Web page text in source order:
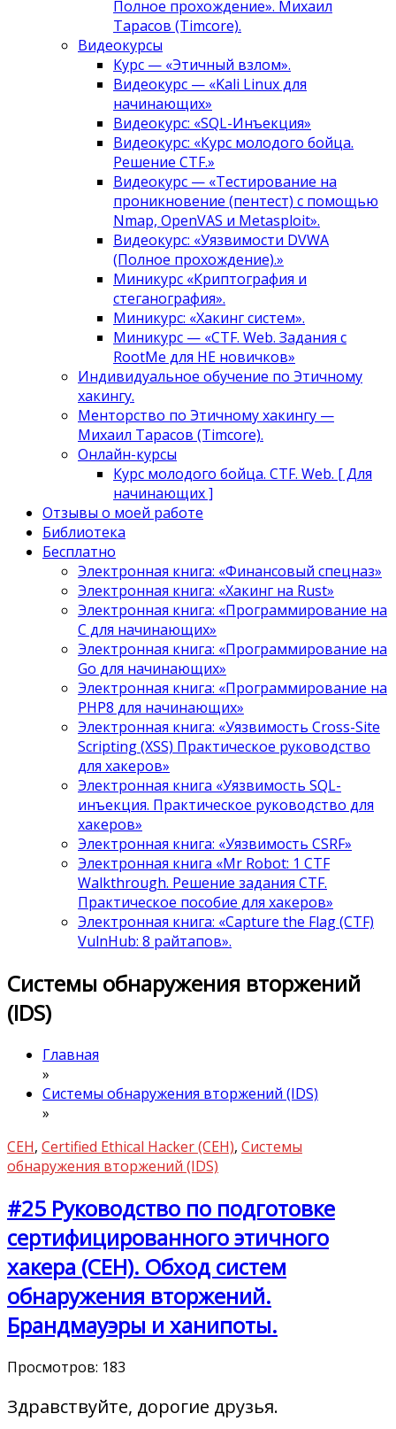
Полное прохождение». Михаил
Тарасов (Timcore).
Видеокурсы
Курс — «Этичный взлом».
Видеокурс — «Kali Linux для
начинающих»
Видеокурс: «SQL-Инъекция»
Видеокурс: «Курс молодого бойца.
Решение CTF.»
Видеокурс — «Тестирование на
проникновение (пентест) с помощью
Nmap, OpenVAS и Metasploit».
Видеокурс: «Уязвимости DVWA
(Полное прохождение).»
Миникурс «Криптография и
стеганография».
Миникурс: «Хакинг систем».
Миникурс — «CTF. Web. Задания с
RootMe для НЕ новичков»
Индивидуальное обучение по Этичному
хакингу.
Менторство по Этичному хакингу —
Михаил Тарасов (Timcore).
Онлайн-курсы
Курс молодого бойца. CTF. Web. [ Для
начинающих ]
Отзывы о моей работе
Библиотека
Бесплатно
Электронная книга: «Финансовый спецназ»
Электронная книга: «Хакинг на Rust»
Электронная книга: «Программирование на
C для начинающих»
Электронная книга: «Программирование на
Go для начинающих»
Электронная книга: «Программирование на
PHP8 для начинающих»
Электронная книга: «Уязвимость Cross-Site
Scripting (XSS) Практическое руководство
для хакеров»
Электронная книга «Уязвимость SQL-
инъекция. Практическое руководство для
хакеров»
Электронная книга: «Уязвимость CSRF»
Электронная книга «Mr Robot: 1 CTF
Walkthrough. Решение задания CTF.
Практическое пособие для хакеров»
Электронная книга: «Capture the Flag (CTF)
VulnHub: 8 райтапов».
Системы обнаружения вторжений
(IDS)
Главная
»
Системы обнаружения вторжений (IDS)
»
CEH, Certified Ethical Hacker (CEH), Системы
обнаружения вторжений (IDS)
#25 Руководство по подготовке
сертифицированного этичного
хакера (CEH). Обход систем
обнаружения вторжений.
Брандмауэры и ханипоты.
Просмотров: 183
Здравствуйте, дорогие друзья.